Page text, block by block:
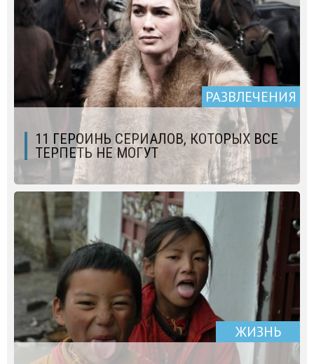
РАЗВЛЕЧЕНИЯ
11 ГЕРОИНЬ СЕРИАЛОВ, КОТОРЫХ ВСЕ
ТЕРПЕТЬ НЕ МОГУТ
ЖИЗНЬ